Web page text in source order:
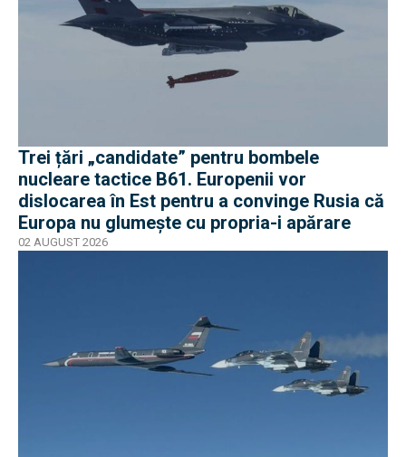
Trei țări „candidate” pentru bombele
nucleare tactice B61. Europenii vor
dislocarea în Est pentru a convinge Rusia că
Europa nu glumește cu propria-i apărare
02 AUGUST 2026